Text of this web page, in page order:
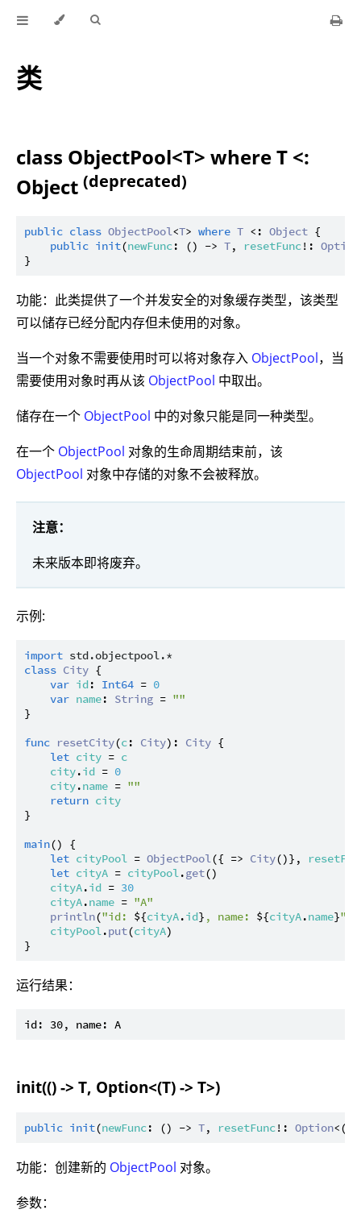
类
class ObjectPool<T> where T <:
Object (deprecated)
public class ObjectPool<T> where T <: Object {
public init(newFunc: () -> T, resetFunc!: Option
功能：此类提供了一个并发安全的对象缓存类型，该类型
可以储存已经分配内存但未使用的对象。
当一个对象不需要使用时可以将对象存入 ObjectPool，当
需要使用对象时再从该 ObjectPool 中取出。
储存在一个 ObjectPool 中的对象只能是同一种类型。
在一个 ObjectPool 对象的生命周期结束前，该
ObjectPool 对象中存储的对象不会被释放。
注意：
未来版本即将废弃。
示例:
import std.objectpool.*
class City {
var id: Int64 = 0
var name: String = ""
}
func resetCity(c: City): City {
let city = c
city.id = 0
city.name = ""
return city
}
main() {
let cityPool = ObjectPool ({ => City()},
let cityA = cityPool .get()
cityA.id = 30
cityA.name = "A"
println("id: ${cityA.id} , name: ${cityA.name}"
cityPool .put(cityA)
运行结果：
init(() -> T, Option<(T) -> T>)
public init(newFunc: () -> T, resetFunc!: Option<(
功能：创建新的 ObjectPool 对象。
参数：